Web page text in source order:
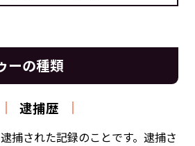
ーの種類
逮捕歴
捕された記録のことです。逮捕さ